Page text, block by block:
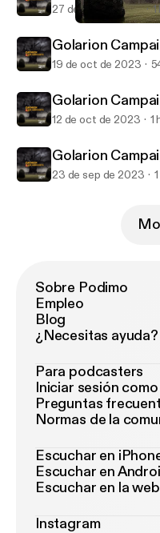
Drunken
27 de oct de 2023
Golarion
19 de oct de 2023
Golarion
12 de oct de 2023 1
Golarion
23 de sep de 2023
Sobre Podimo
Empleo
Blog
¿Necesitas ayuda?
Para podcasters
Iniciar sesión
Preguntas
Normas de la
Escuchar en
Escuchar en
Escuchar en la web
Instagram